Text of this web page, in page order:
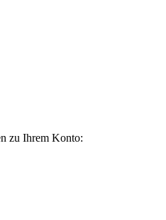
zu Ihrem Konto: